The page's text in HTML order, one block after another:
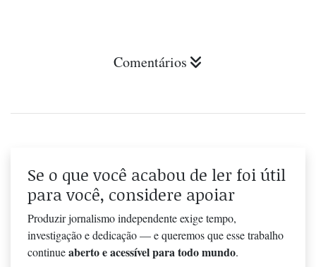
Comentários
Se o que você acabou de ler foi útil
para você, considere apoiar
Produzir jornalismo independente exige tempo,
investigação e dedicação — e queremos que esse trabalho
continueaberto e acessível para todo mundo.